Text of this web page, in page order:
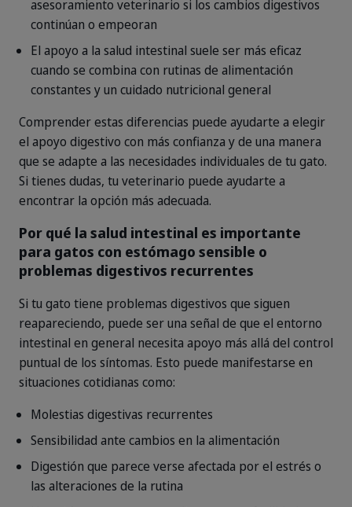
asesoramiento veterinario si los cambios digestivos
continúan o empeoran
El apoyo a la salud intestinal suele ser más eficaz
cuando se combina con rutinas de alimentación
constantes y un cuidado nutricional general
Comprender estas diferencias puede ayudarte a elegir
el apoyo digestivo con más confianza y de una manera
que se adapte a las necesidades individuales de tu gato.
Si tienes dudas, tu veterinario puede ayudarte a
encontrar la opción más adecuada.
Por qué la salud intestinal es importante
para gatos con estómago sensible o
problemas digestivos recurrentes
Si tu gato tiene problemas digestivos que siguen
reapareciendo, puede ser una señal de que el entorno
intestinal en general necesita apoyo más allá del control
puntual de los síntomas. Esto puede manifestarse en
situaciones cotidianas como:
Molestias digestivas recurrentes
Sensibilidad ante cambios en la alimentación
Digestión que parece verse afectada por el estrés o
las alteraciones de la rutina